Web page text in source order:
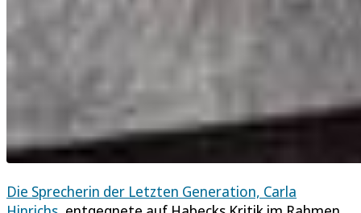
Die Sprecherin der Letzten Generation, Carla